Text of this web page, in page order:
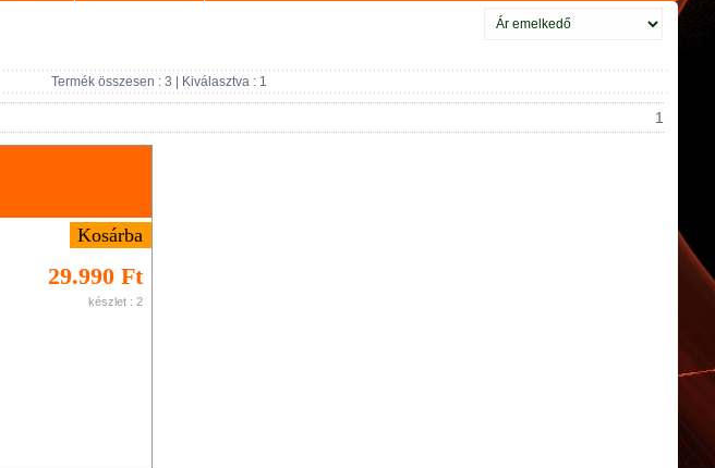
Termék összesen : 3 | Kiválasztva : 1
1
29.990 Ft
készlet : 2